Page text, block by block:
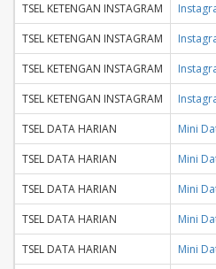
TSEL KETENGAN INSTAGRAM
TSEL KETENGAN INSTAGRAM
TSEL KETENGAN INSTAGRAM
TSEL KETENGAN INSTAGRAM
TSEL DATA HARIAN
Mini
TSEL DATA HARIAN
Mini
TSEL DATA HARIAN
Mini
TSEL DATA HARIAN
Mini
TSEL DATA HARIAN
Mini